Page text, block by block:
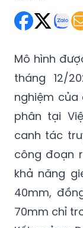
Mô hình
tháng 12/
nghiệm của
phân tại
canh tác
công đoạn
khả năng
40mm,
70mm chỉ